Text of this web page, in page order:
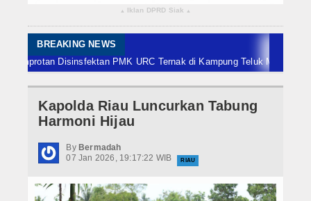
Kuansing
Siak
Nasional
Hukrim
Iptek
▴ Iklan DPRD Siak ▴
BREAKING NEWS
Disinsfektan PMK URC Ternak di Kampung Teluk Mesjid
Kapolda Riau Luncurkan Tabung
Harmoni Hijau
By Bermadah
07 Jan 2026, 19:17:22 WIB
RIAU